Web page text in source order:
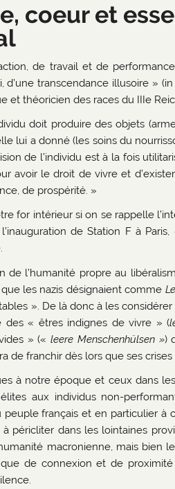
coeur et
de travail et de
transcendance illusoire »
et théoricien des races du IIIe
doit produire des objets
lui a donné (les soins du
de l’individu est à la fois
avoir le droit de vivre et
de prospérité. »
for intérieur si on se rappelle
de Station F à
de l’humanité propre au
les nazis désignaient comme
». De là donc à les
des « êtres indignes de vivre » (
» («leere Menschenhülsen »)
de franchir dès lors que ses
à notre époque et ceux dans
aux individus non-
français et en particulier à
péricliter dans les lointaines
macronienne, mais bien
de connexion et de